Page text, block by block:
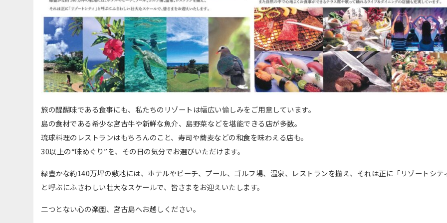
旅の醍醐味である食事にも、私たちのリゾートは幅広い愉しみをご用意しています。
島の食材である希少な宮古牛や新鮮な魚介、島野菜などを堪能できる店が多数。
琉球料理のレストランはもちろんのこと、寿司や蕎麦などの和食を味わえる店も。
30以上の“味めぐり”を、その日の気分でお選びいただけます。
緑豊かな約140万坪の敷地には、ホテルやビーチ、プール、ゴルフ場、温泉、レストランを揃え、それは正に「リゾートシテ
と呼ぶにふさわしい壮大なスケールで、皆さまをお迎えいたします。
二つとない心の楽園、宮古島へお越しください。